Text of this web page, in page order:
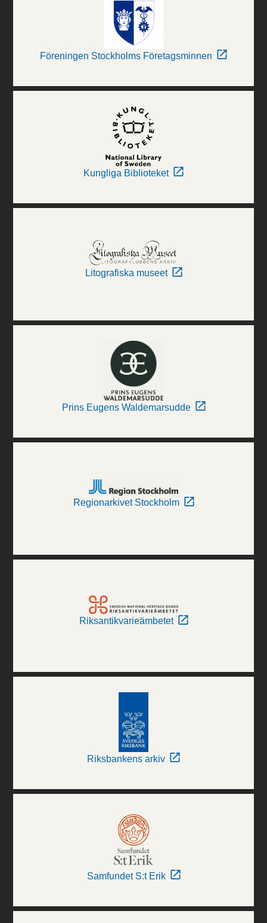
Föreningen Stockholms Företagsminnen
Kungliga Biblioteket
Litografiska museet
Prins Eugens Waldemarsudde
Regionarkivet Stockholm
Riksantikvarieämbetet
Riksbankens arkiv
Samfundet S:t Erik